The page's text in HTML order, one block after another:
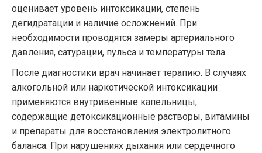
оценивает уровень интоксикации, степень
дегидратации и наличие осложнений. При
необходимости проводятся замеры артериального
давления, сатурации, пульса и температуры тела.
После диагностики врач начинает терапию. В случаях
алкогольной или наркотической интоксикации
применяются внутривенные капельницы,
содержащие детоксикационные растворы, витамины
и препараты для восстановления электролитного
баланса. При нарушениях дыхания или сердечного